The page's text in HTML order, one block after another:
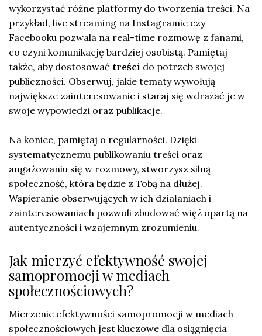
wykorzystać różne platformy do tworzenia treści. Na
przykład, live streaming na Instagramie czy
Facebooku pozwala na real-time rozmowę z fanami,
co czyni komunikację bardziej osobistą. Pamiętaj
także, aby dostosować treści do potrzeb swojej
publiczności. Obserwuj, jakie tematy wywołują
największe zainteresowanie i staraj się wdrażać je w
swoje wypowiedzi oraz publikacje.
Na koniec, pamiętaj o regularności. Dzięki
systematycznemu publikowaniu treści oraz
angażowaniu się w rozmowy, stworzysz silną
społeczność, która będzie z Tobą na dłużej.
Wspieranie obserwujących w ich działaniach i
zainteresowaniach pozwoli zbudować więź opartą na
autentyczności i wzajemnym zrozumieniu.
Jak mierzyć efektywność swojej
samopromocji w mediach
społecznościowych?
Mierzenie efektywności samopromocji w mediach
społecznościowych jest kluczowe dla osiągnięcia